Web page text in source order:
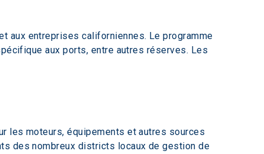
aux entreprises californiennes. Le programme
aux ports, entre autres réserves. Les
les moteurs, équipements et autres sources
des nombreux districts locaux de gestion de